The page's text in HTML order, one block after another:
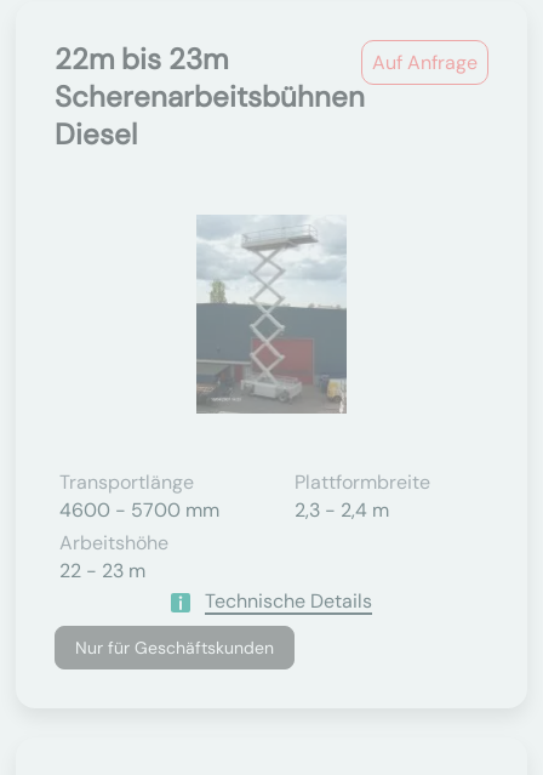
Auf Anfrage
22m bis 23m
Scherenarbeitsbühnen
Diesel
Transportlänge
4600 - 5700 mm
Plattformbreite
2,3 - 2,4 m
Arbeitshöhe
22 - 23 m
Technische Details
Nur für Geschäftskunden